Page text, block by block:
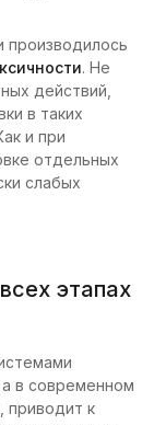
производилось
. Не
действий,
в таких
и при
отдельных
слабых
этапах
в современном
приводит к